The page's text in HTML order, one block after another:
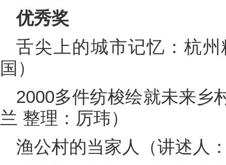
优秀奖
舌尖上的城市记忆：杭
国）
2000多件纺梭绘就未来乡
兰 整理：厉玮）
渔公村的当家人（讲述人